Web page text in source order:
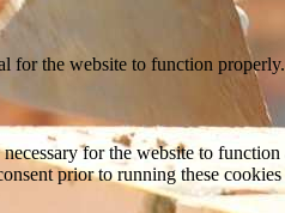
for the website to function
for the website to
prior to running these